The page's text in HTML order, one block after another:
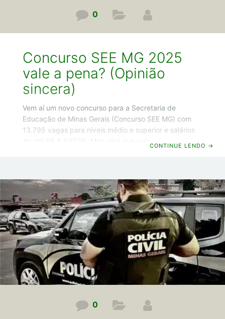
0
Concurso SEE MG 2025
vale a pena? (Opinião
sincera)
Vem aí um novo concurso para a Secretaria de
Educação de Minas Gerais (Concurso SEE MG) com
13.795 vagas para níveis médio e superior e salários
no final, vou dar a minha opinião sincera se realmente
compensa você prestar esse concurso. Concurso SEE
MG 2025: Vantagens
CONTINUE LENDO →
0